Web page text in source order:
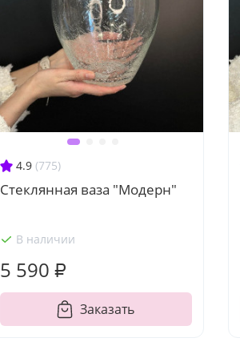
4.9 (775)
Стеклянная ваза "Модерн"
В наличии
5 590 ₽
Заказать